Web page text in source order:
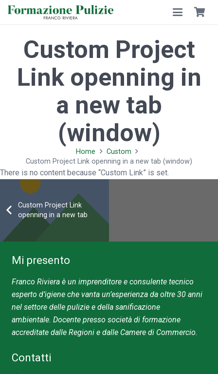
Custom Project
Link openning in
a new tab
(window)
Home
Custom
Custom Project Link openning in a new tab (window)
There is no content because “Custom Link” is set.
Custom Project Link
openning in a new tab
Mi presento
Franco Riviera è un imprenditore e consulente tecnico
esperto d’igiene che vanta un’esperienza da oltre 30 anni
nel settore delle pulizie e della sanificazione
ambientale. Docente presso società di formazione
accreditate dalle Regioni e dalle Camere di Commercio.
Contatti